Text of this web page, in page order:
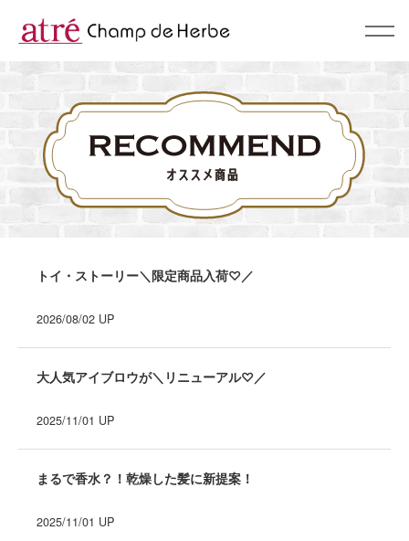
About
コンセプト
BrandList
ブランド一覧
Campaign & News
スタッフおすすめ
Shop
トイ・ストーリー＼限定商品入荷♡／
2026/08/02 UP
大人気アイブロウが＼リニューアル♡／
2025/11/01 UP
まるで香水？！乾燥した髪に新提案！
2025/11/01 UP